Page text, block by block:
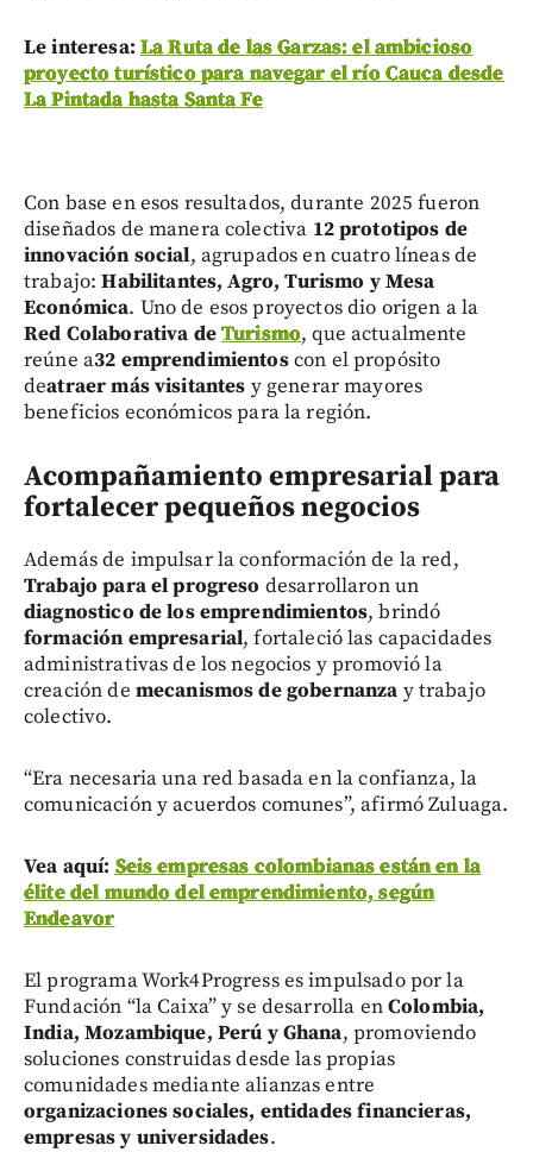
Le interesa: La Ruta de las Garzas: el ambicioso
proyecto turístico para navegar el río Cauca desde
La Pintada hasta Santa Fe
Con base en esos resultados, durante 2025 fueron
diseñados de manera colectiva 12 prototipos de
innovación social, agrupados en cuatro líneas de
trabajo:Habilitantes, Agro, Turismo y Mesa
Económica. Uno de esos proyectos dio origen a la
Red Colaborativa deTurismo, que actualmente
reúne a32 emprendimientoscon el propósito
deatraer más visitantes y generar mayores
beneficios económicos para la región.
Acompañamiento empresarial para
fortalecer pequeños negocios
Además de impulsar la conformación de la red,
Trabajo para el progreso desarrollaron un
diagnostico de los emprendimientos, brindó
formación empresarial, fortaleció las capacidades
administrativas de los negocios y promovió la
creación de mecanismos de gobernanza y trabajo
colectivo.
“Era necesaria una red basada en la confianza, la
comunicación y acuerdos comunes”, afirmó Zuluaga.
Vea aquí: Seis empresas colombianas están en la
élite del mundo del emprendimiento, según
Endeavor
El programa Work4Progress es impulsado por la
Fundación “la Caixa” y se desarrolla enColombia,
India, Mozambique, Perú y Ghana, promoviendo
soluciones construidas desde las propias
comunidades mediante alianzas entre
organizaciones sociales, entidades financieras,
empresas y universidades.